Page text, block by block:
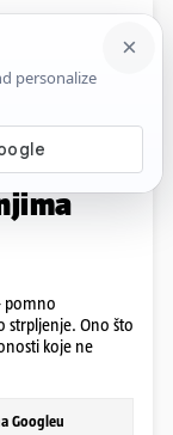
Komentari
o
pomno
strpljenje. Ono što
koje ne
Googleu